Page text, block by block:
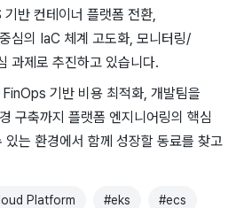
반 ​컨테이너 플랫폼 전환,
의 ​IaC 체계 고도화, ​모니터링/
과제로 추진하고 ​있습니다.
기반 ​비용 최적화, ​개발팀을
구축까지 플랫폼 엔지니어링의 핵심
있는 환경에서 함께 성장할 동료를 찾고
Platform #eks #ecs